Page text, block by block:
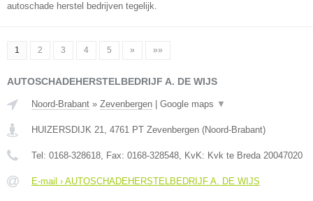
autoschade herstel bedrijven tegelijk.
1 2 3 4 5 » »»
AUTOSCHADEHERSTELBEDRIJF A. DE WIJS
Noord-Brabant » Zevenbergen Google maps ▼
HUIZERSDIJK 21, 4761 PT Zevenbergen (Noord-Brabant)
Tel: 0168-328618, Fax: 0168-328548, KvK: Kvk te Breda 20047020
E-mail › AUTOSCHADEHERSTELBEDRIJF A. DE WIJS